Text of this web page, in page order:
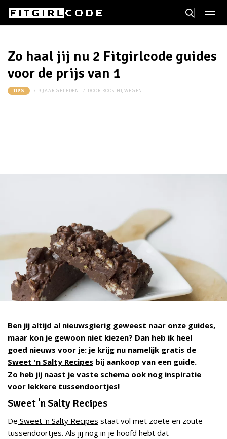
Zo haal jij nu 2 Fitgirlcode guides
voor de prijs van 1
TIPS 9 JAAR GELEDEN DOOR ROOS-HIJWEGEN
Ben jij altijd al nieuwsgierig geweest naar onze guides,
maar kon je gewoon niet kiezen? Dan heb ik heel
goed nieuws voor je: je krijg nu namelijk gratis de
Sweet 'n Salty Recipes bij aankoop van een guide.
Zo heb jij naast je vaste schema ook nog inspiratie
voor lekkere tussendoortjes!
Sweet 'n Salty Recipes
De Sweet 'n Salty Recipes staat vol met zoete en zoute
tussendoortjes. Als jij nog in je hoofd hebt dat